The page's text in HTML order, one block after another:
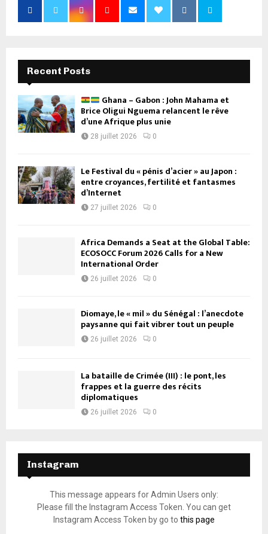
Recent Posts
Ghana – Gabon : John Mahama et
Brice Oligui Nguema relancent le rêve
d’une Afrique plus unie
28 juillet 2026 0
Le Festival du « pénis d’acier » au Japon :
entre croyances, fertilité et fantasmes
d’Internet
27 juillet 2026 0
Africa Demands a Seat at the Global Table:
ECOSOCC Forum 2026 Calls for a New
International Order
26 juillet 2026 0
Diomaye, le « mil » du Sénégal : l’anecdote
paysanne qui fait vibrer tout un peuple
26 juillet 2026 0
La bataille de Crimée (III) : le pont, les
frappes et la guerre des récits
diplomatiques
26 juillet 2026 0
Instagram
This message appears for Admin Users only:
Please fill the Instagram Access Token. You can get
Instagram Access Token by go to this page